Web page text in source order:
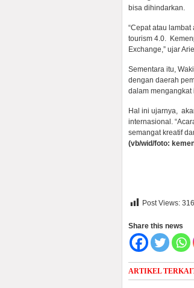
bisa dihindarkan.
“Cepat atau
tourism 4.0.
Exchange,” ujar
Sementara itu,
dengan daerah
dalam
Hal ini ujarnya,
internasional.
semangat kreatif
(vb/wid/foto:
Post Views: 316
Share this news
ARTIKEL